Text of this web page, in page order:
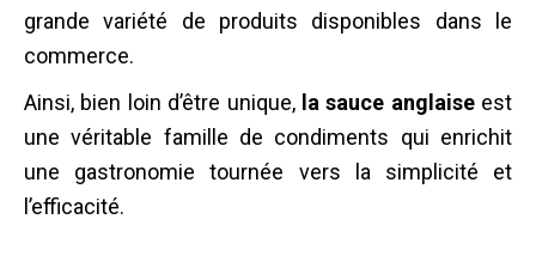
grande variété de produits disponibles dans le
commerce.
Ainsi, bien loin d’être unique,la sauce anglaiseest
une véritable famille de condiments qui enrichit
une gastronomie tournée vers la simplicité et
l’efficacité.